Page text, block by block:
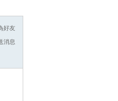
好友
消息